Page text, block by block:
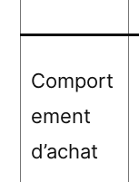
Comport
ement
d’achat